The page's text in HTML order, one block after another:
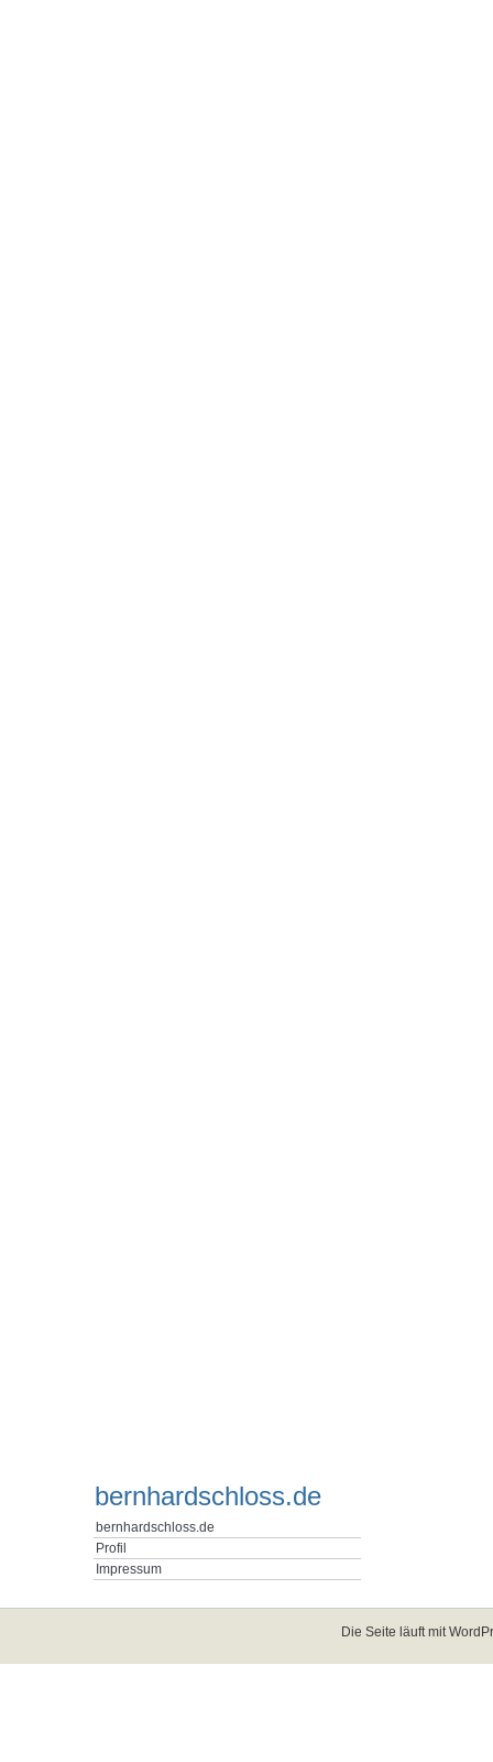
bernhardschloss.de
bernhardschloss.de
Profil
Impressum
Die Seite läuft mit